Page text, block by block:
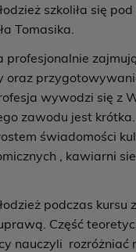
szkoliła się
Tomasika.
profesjonalnie
oraz
wywodzi się z
zawodu jest
świadomości
, kawiarni
podczas kursu
Część
nauczyli rozróżniać